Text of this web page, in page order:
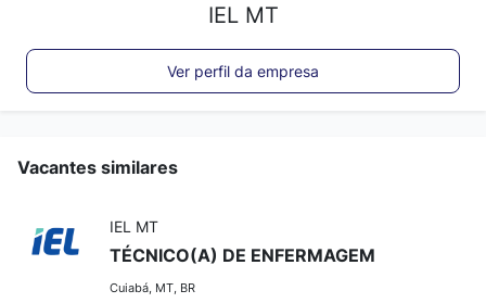
IEL MT
Ver perfil da empresa
Vacantes similares
IEL MT
TÉCNICO(A) DE ENFERMAGEM
Cuiabá, MT, BR